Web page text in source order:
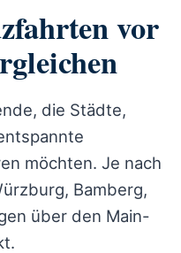
vor
die Städte,
möchten. Je nach
Bamberg,
über den Main-